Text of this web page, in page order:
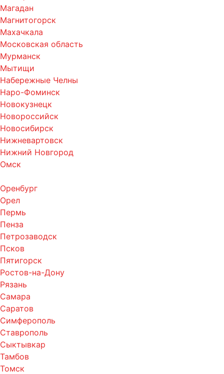
Магадан
Магнитогорск
Махачкала
Московская область
Мурманск
Мытищи
Набережные Челны
Наро-Фоминск
Новокузнецк
Новороссийск
Новосибирск
Нижневартовск
Нижний Новгород
Омск
Оренбург
Орел
Пермь
Пенза
Петрозаводск
Псков
Пятигорск
Ростов-на-Дону
Рязань
Самара
Саратов
Симферополь
Ставрополь
Сыктывкар
Тамбов
Томск